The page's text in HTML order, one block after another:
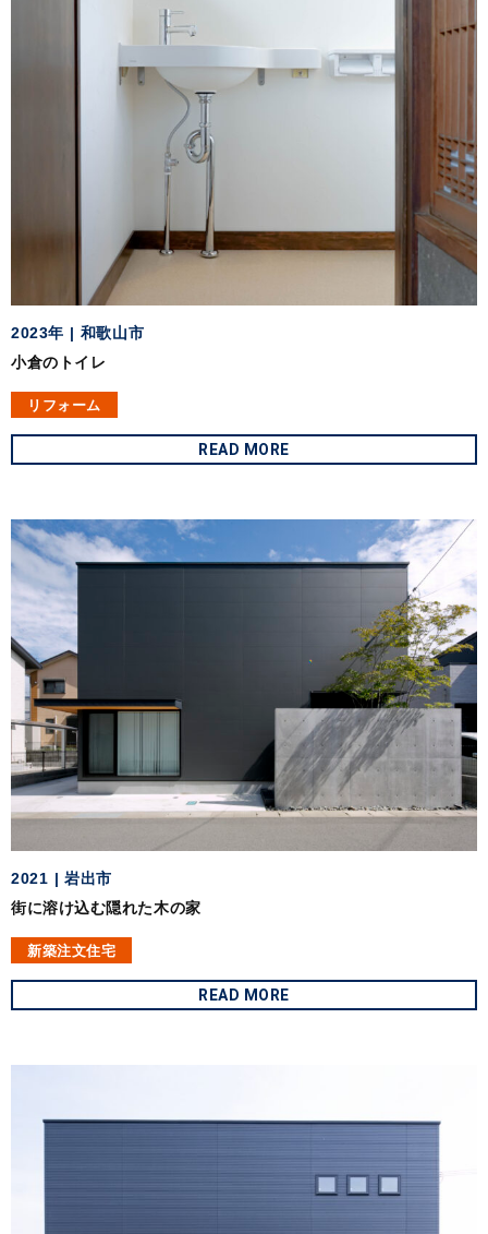
2023年
和歌山市
小倉のトイレ
リフォーム
READ MORE
2021
岩出市
街に溶け込む隠れた木の家
新築注文住宅
READ MORE